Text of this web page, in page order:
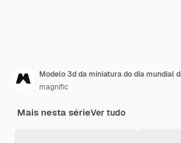
Modelo 3d da miniatura do dia mundial
magnific
Mais nesta sérieVer tudo